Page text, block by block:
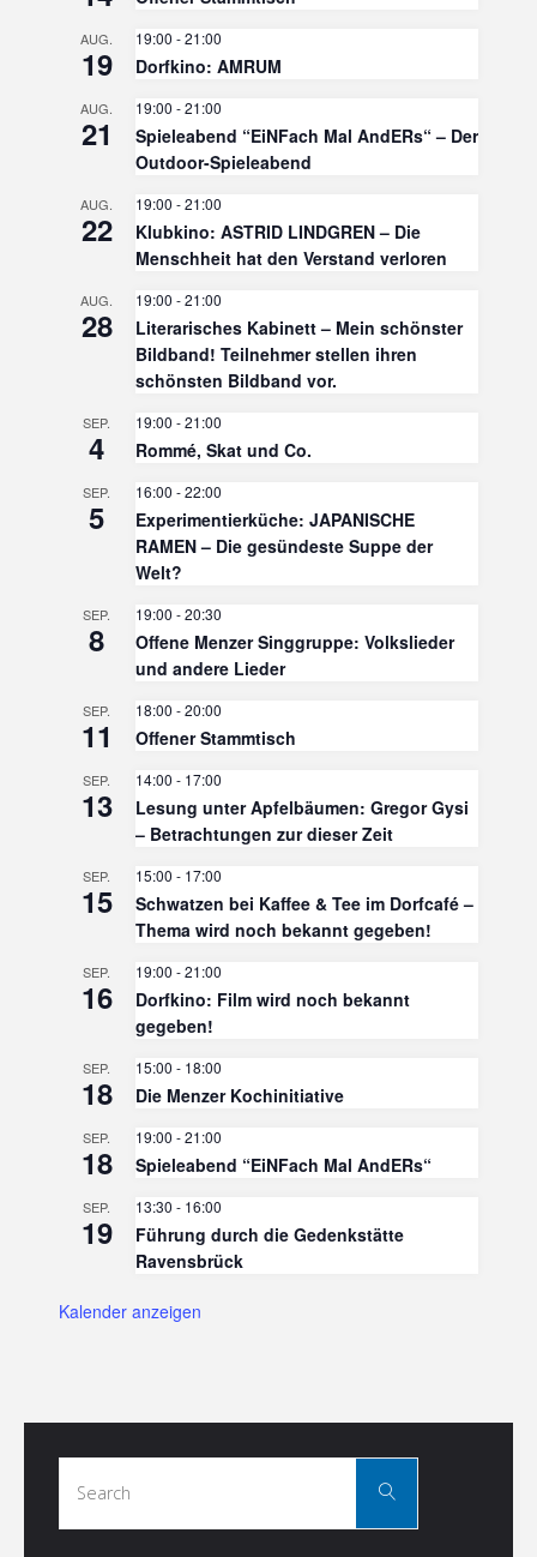
AUG.
19
19:00 -21:00
Dorfkino: AMRUM
AUG.
21
19:00 -21:00
Spieleabend “EiNFach Mal AndERs“ – Der
Outdoor-Spieleabend
AUG.
22
19:00 -21:00
Klubkino: ASTRID LINDGREN – Die
Menschheit hat den Verstand verloren
AUG.
28
19:00 -21:00
Literarisches Kabinett – Mein schönster
Bildband! Teilnehmer stellen ihren
schönsten Bildband vor.
SEP.
4
19:00 -21:00
Rommé, Skat und Co.
SEP.
5
16:00 -22:00
Experimentierküche: JAPANISCHE
RAMEN – Die gesündeste Suppe der
Welt?
SEP.
8
19:00 -20:30
Offene Menzer Singgruppe: Volkslieder
und andere Lieder
SEP.
11
18:00 -20:00
Offener Stammtisch
SEP.
13
14:00 - 17:00
Lesung unter Apfelbäumen: Gregor Gysi
– Betrachtungen zur dieser Zeit
SEP.
15
15:00 - 17:00
Schwatzen bei Kaffee & Tee im Dorfcafé –
Thema wird noch bekannt gegeben!
SEP.
16
19:00 -21:00
Dorfkino: Film wird noch bekannt
gegeben!
SEP.
18
15:00 - 18:00
Die Menzer Kochinitiative
SEP.
18
19:00 -21:00
Spieleabend “EiNFach Mal AndERs“
SEP.
19
13:30 - 16:00
Führung durch die Gedenkstätte
Ravensbrück
Kalender anzeigen
Search